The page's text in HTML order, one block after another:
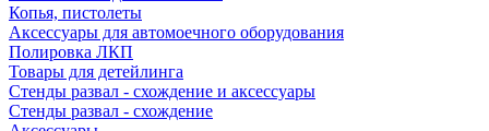
Копья, пистолеты
Аксессуары для автомоечного оборудования
Полировка ЛКП
Товары для детейлинга
Стенды развал - схождение и аксессуары
Стенды развал - схождение